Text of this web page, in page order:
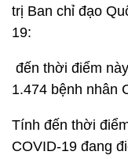
trị Ban chỉ đạo
19:
đến thời điểm
1.474 bệnh nhân
Tính đến thời
COVID-19 đang